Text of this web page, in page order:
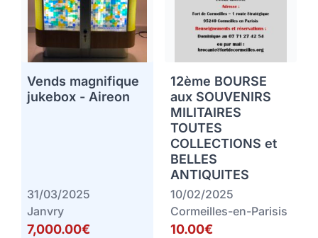
Vends magnifique
jukebox - Aireon
31/03/2025
Janvry
7,000.00€
12ème BOURSE
aux SOUVENIRS
MILITAIRES
TOUTES
COLLECTIONS et
BELLES
ANTIQUITES
10/02/2025
Cormeilles-en-Parisis
10.00€